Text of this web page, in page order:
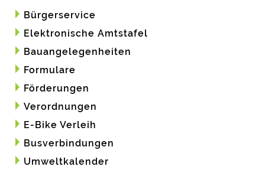
Bürgerservice
Elektronische Amtstafel
Bauangelegenheiten
Formulare
Förderungen
Verordnungen
E-Bike Verleih
Busverbindungen
Umweltkalender